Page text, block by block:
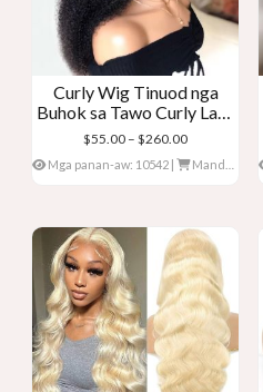
Curly Wig Tinuod nga
Buhok sa Tawo Curly Lace
Front Wig
$55.00 – $260.00Presyo:
$55.00
Mga panan-aw: 10542 | Mando: 0